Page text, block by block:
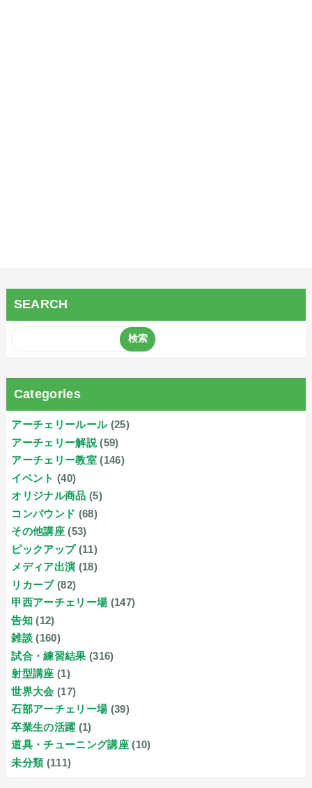
SEARCH
Categories
アーチェリールール (25)
アーチェリー解説 (59)
アーチェリー教室 (146)
イベント (40)
オリジナル商品 (5)
コンパウンド (68)
その他講座 (53)
ピックアップ (11)
メディア出演 (18)
リカーブ (82)
甲西アーチェリー場 (147)
告知 (12)
雑談 (160)
試合・練習結果 (316)
射型講座 (1)
世界大会 (17)
石部アーチェリー場 (39)
卒業生の活躍 (1)
道具・チューニング講座 (10)
未分類 (111)